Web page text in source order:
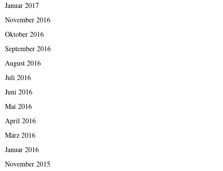
Januar 2017
November 2016
Oktober 2016
September 2016
August 2016
Juli 2016
Juni 2016
Mai 2016
April 2016
März 2016
Januar 2016
November 2015